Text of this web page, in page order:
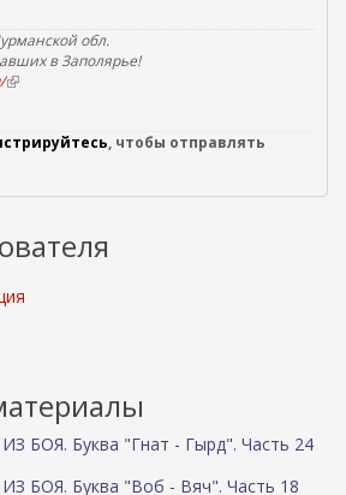
н
е
я
с
л
обл.
в Заполярье!
(
е
я
с
л
, чтобы отправлять
БОЯ. Буква "Гнат - Гырд". Часть 24
БОЯ. Буква "Воб - Вяч". Часть 18